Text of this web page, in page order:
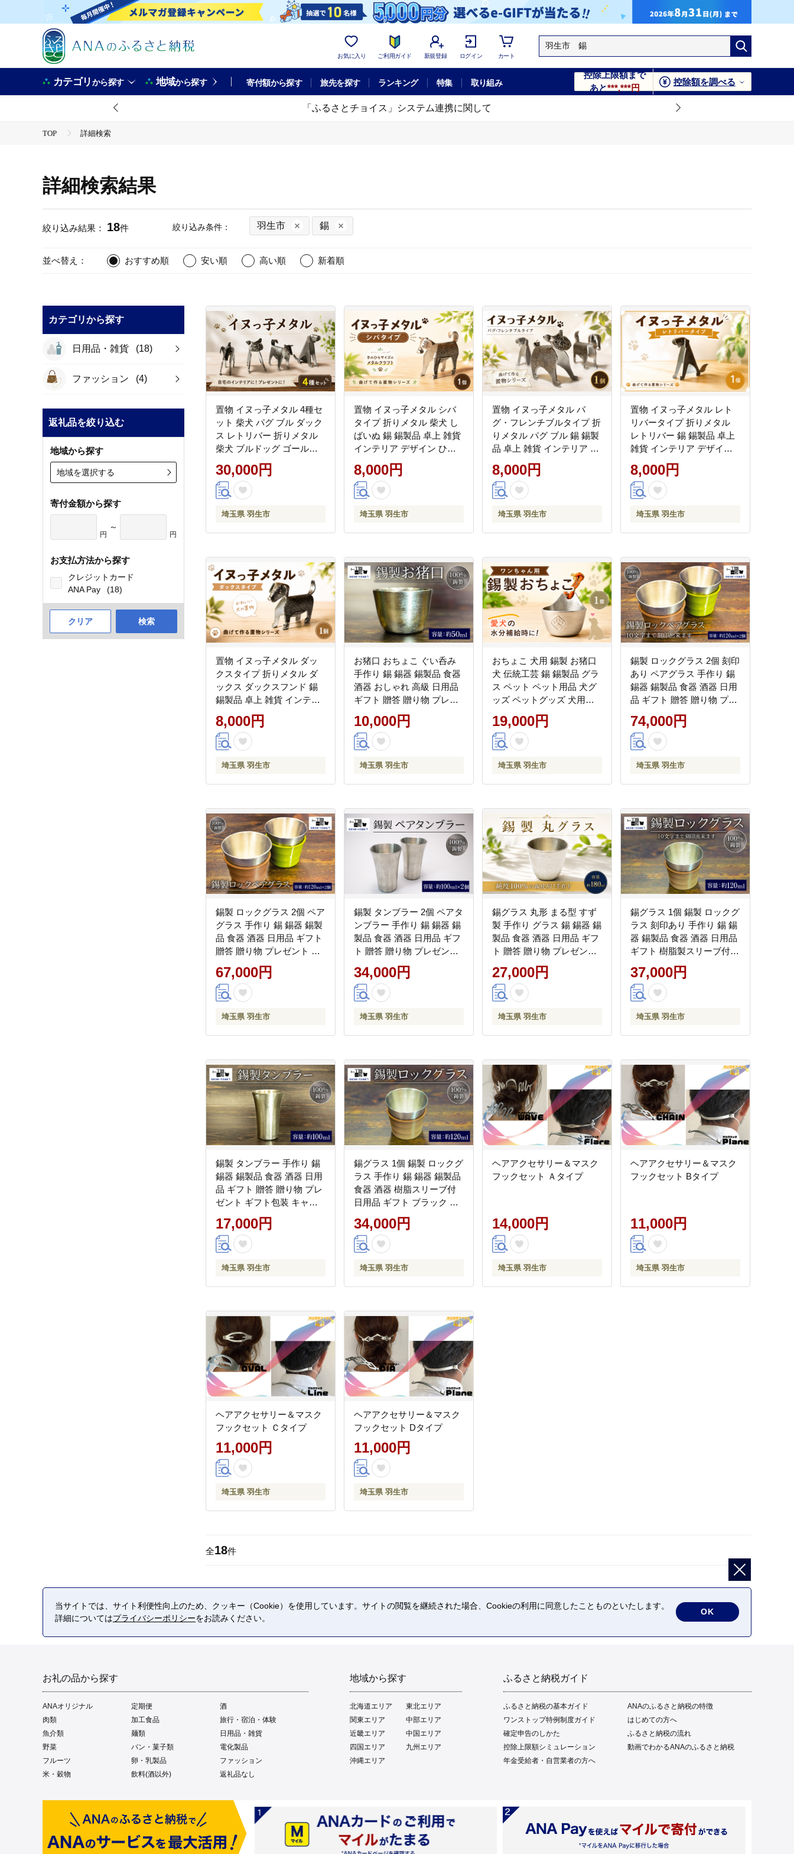
お気に入り ご利用ガイド 新規登録 ログイン カート
カテゴリから探す 地域から探す 寄付額から探す 旅先を探す ランキング 特集 取り組み
控除上限額まで
あと***,***円
控除額を調べる
「ふるさとチョイス」システム連携に関して
TOP 詳細検索
詳細検索結果
絞り込み結果： 18件 絞り込み条件： 羽生市 錫
並べ替え： おすすめ順 安い順 高い順 新着順
カテゴリから探す
日用品・雑貨 (18)
ファッション (4)
返礼品を絞り込む
地域から探す
地域を選択する
寄付金額から探す
円
～
円
お支払方法から探す
クレジットカード
ANA Pay
(18)
クリア 検索
置物 イヌっ子メタル 4種セ
ット 柴犬 パグ ブル ダック
ス レトリバー 折りメタル
柴犬 ブルドッグ ゴールデ
ンレトリバー ダックスフン
ド 錫 錫製品 卓上 雑貨 イン
テリア デザイン ひとつぶ
くらふと 工房一粒株式会社
埼玉県 羽生市
30,000円
埼玉県 羽生市
置物 イヌっ子メタル シバ
タイプ 折りメタル 柴犬 し
ばいぬ 錫 錫製品 卓上 雑貨
インテリア デザイン ひと
つぶくらふと 工房一粒株式
会社 埼玉県 羽生市
8,000円
埼玉県 羽生市
置物 イヌっ子メタル パ
グ・フレンチブルタイプ 折
りメタル パグ ブル 錫 錫製
品 卓上 雑貨 インテリア デ
ザイン ひとつぶくらふと
工房一粒株式会社 埼玉県
羽生市
8,000円
埼玉県 羽生市
置物 イヌっ子メタル レト
リバータイプ 折りメタル
レトリバー 錫 錫製品 卓上
雑貨 インテリア デザイン
ひとつぶくらふと 工房一粒
株式会社 埼玉県 羽生市
8,000円
埼玉県 羽生市
置物 イヌっ子メタル ダッ
クスタイプ 折りメタル ダ
ックス ダックスフンド 錫
錫製品 卓上 雑貨 インテリ
ア デザイン ひとつぶくら
ふと 工房一粒株式会社 埼
玉県 羽生市
8,000円
埼玉県 羽生市
お猪口 おちょこ ぐい呑み
手作り 錫 錫器 錫製品 食器
酒器 おしゃれ 高級 日用品
ギフト 贈答 贈り物 プレゼ
ント ギフト包装 キャンプ
アウトドア ひとつぶくらふ
と 工房一粒株式会社 埼玉
県 羽生市
10,000円
埼玉県 羽生市
おちょこ 犬用 錫製 お猪口
犬 伝統工芸 錫 錫製品 グラ
ス ペット ペット用品 犬グ
ッズ ペットグッズ 犬用品
食器 水飲み器 犬用食器 愛
犬 ワンちゃん おしゃれ ひ
とつぶくらふと 工房一粒株
式会社 埼玉県 羽生市
19,000円
埼玉県 羽生市
錫製 ロックグラス 2個 刻印
あり ペアグラス 手作り 錫
錫器 錫製品 食器 酒器 日用
品 ギフト 贈答 贈り物 プレ
ゼント ギフト包装 キャン
プ アウトドア ひとつぶく
らふと 工房一粒株式会社
埼玉県 羽生市
74,000円
埼玉県 羽生市
錫製 ロックグラス 2個 ペア
グラス 手作り 錫 錫器 錫製
品 食器 酒器 日用品 ギフト
贈答 贈り物 プレゼント 母
の日 父の日 敬老の日 ギフ
ト 包装 キャンプ アウトド
ア ひとつぶくらふと 工房
一粒株式会社 埼玉県 羽生
市
67,000円
埼玉県 羽生市
錫製 タンブラー 2個 ペアタ
ンブラー 手作り 錫 錫器 錫
製品 食器 酒器 日用品 ギフ
ト 贈答 贈り物 プレゼント
ギフト包装 キャンプ アウ
トドア ひとつぶくらふと
工房一粒株式会社 埼玉県
羽生市
34,000円
埼玉県 羽生市
錫グラス 丸形 まる型 すず
製 手作り グラス 錫 錫器 錫
製品 食器 酒器 日用品 ギフ
ト 贈答 贈り物 プレゼント
ギフト包装 キャンプ アウ
トドア ひとつぶくらふと
工房一粒株式会社 埼玉県
羽生市
27,000円
埼玉県 羽生市
錫グラス 1個 錫製 ロックグ
ラス 刻印あり 手作り 錫 錫
器 錫製品 食器 酒器 日用品
ギフト 樹脂製スリーブ付
ブラック グリーン キャメ
ル 贈答 贈り物 プレゼント
ギフト包装 キャンプ アウ
トドア ひとつぶくらふと
工房一粒株式会社 埼玉県
37,000円
埼玉県 羽生市
錫製 タンブラー 手作り 錫
錫器 錫製品 食器 酒器 日用
品 ギフト 贈答 贈り物 プレ
ゼント ギフト包装 キャン
プ アウトドア 純錫製タン
ブラー ひとつぶくらふと
工房一粒株式会社 埼玉県
羽生市
17,000円
埼玉県 羽生市
錫グラス 1個 錫製 ロックグ
ラス 手作り 錫 錫器 錫製品
食器 酒器 樹脂スリーブ付
日用品 ギフト ブラック グ
リーン キャメル 贈答 贈り
物 プレゼント ギフト包装
キャンプ アウトドア 純錫
製グラス ひとつぶくらふと
工房一粒株式会社 埼玉県
34,000円
埼玉県 羽生市
ヘアアクセサリー＆マスク
フックセット Ａタイプ
14,000円
埼玉県 羽生市
ヘアアクセサリー＆マスク
フックセット Bタイプ
11,000円
埼玉県 羽生市
ヘアアクセサリー＆マスク
フックセット Ｃタイプ
11,000円
埼玉県 羽生市
ヘアアクセサリー＆マスク
フックセット Dタイプ
11,000円
埼玉県 羽生市
全18件
お礼の品から探す
ANAオリジナル 定期便
酒
肉類
加工食品
旅行・宿泊・体験
魚介類
麺類
日用品・雑貨
野菜
パン・菓子類
電化製品
フルーツ
卵・乳製品
ファッション
米・穀物
飲料(酒以外) 返礼品なし
地域から探す
北海道エリア
東北エリア
関東エリア
中部エリア
近畿エリア
中国エリア
四国エリア
九州エリア
沖縄エリア
ふるさと納税ガイド
ふるさと納税の基本ガイド
ANAのふるさと納税の特徴
ワンストップ特例制度ガイド
はじめての方へ
確定申告のしかた
ふるさと納税の流れ
控除上限額シミュレーション
動画でわかるANAのふるさと納税
年金受給者・自営業者の方へ
当サイトでは、サイト利便性向上のため、クッキー（Cookie）を使用しています。サイトの閲覧を継続された場合、Cookieの利用に同意したことものといたします。
詳細についてはプライバシーポリシーをお読みください。
OK